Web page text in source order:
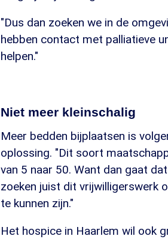
"Dus dan zoeken we in de
hebben contact met palliatieve
helpen."
Niet meer kleinschalig
Meer bedden bijplaatsen is
oplossing. "Dit soort
van 5 naar 50. Want dan gaat
zoeken juist dit vrijwilligerswerk
te kunnen zijn."
Het hospice in Haarlem wil ook